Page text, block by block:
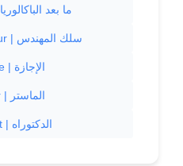
Après Bac | ما بعد الباكالوريا
Cycle Ingénieur | سلك المهندس
Licence | الإجازة
Master | الماستر
Doctorat | الدكتوراه